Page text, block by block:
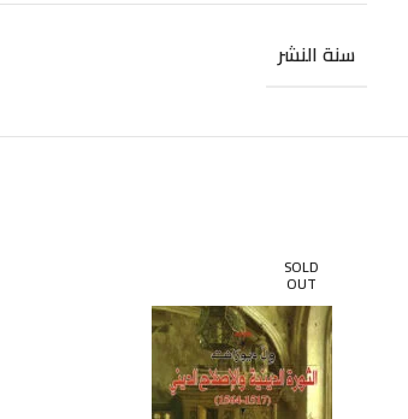
سنة النشر
SOLD
OUT